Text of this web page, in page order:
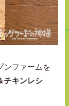
ンファームを
チキンレシ